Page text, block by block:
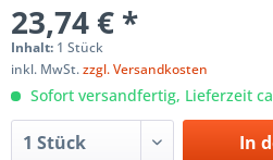
23,74 € *
Inhalt: 1 Stück
inkl. MwSt.zzgl. Versandkosten
Sofort versandfertig, Lieferzeit
In